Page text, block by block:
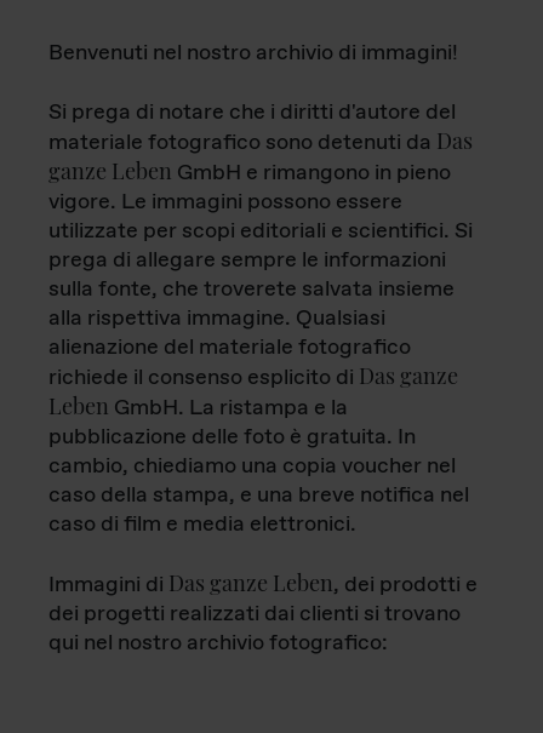
Benvenuti nel nostro archivio di immagini!
Si prega di notare che i diritti d'autore del
materiale fotografico sono detenuti da Das
ganze Leben GmbH e rimangono in pieno
vigore. Le immagini possono essere
utilizzate per scopi editoriali e scientifici. Si
prega di allegare sempre le informazioni
sulla fonte, che troverete salvata insieme
alla rispettiva immagine. Qualsiasi
alienazione del materiale fotografico
richiede il consenso esplicito di Das ganze
Leben GmbH. La ristampa e la
pubblicazione delle foto è gratuita. In
cambio, chiediamo una copia voucher nel
caso della stampa, e una breve notifica nel
caso di film e media elettronici.
Immagini di Das ganze Leben, dei prodotti e
dei progetti realizzati dai clienti si trovano
qui nel nostro archivio fotografico: